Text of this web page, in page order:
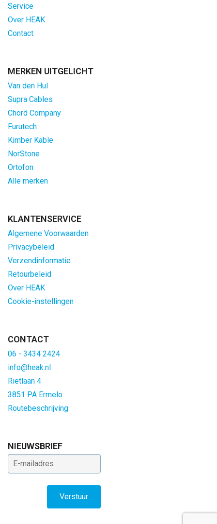
Service
Over HEAK
Contact
MERKEN UITGELICHT
Van den Hul
Supra Cables
Chord Company
Furutech
Kimber Kable
NorStone
Ortofon
Alle merken
KLANTENSERVICE
Algemene Voorwaarden
Privacybeleid
Verzendinformatie
Retourbeleid
Over HEAK
Cookie-instellingen
CONTACT
06 - 3434 2424
info@heak.nl
Rietlaan 4
3851 PA Ermelo
Routebeschrijving
NIEUWSBRIEF
E-mailadres